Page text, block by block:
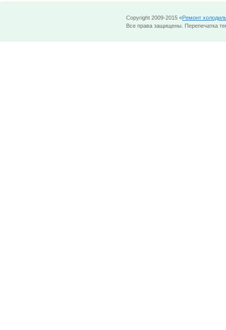
Copyright 2009-2015 «Ремонт
Все права защищены. Перепечатка